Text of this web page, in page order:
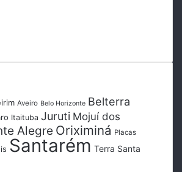
Aveiro Belo Horizonte Belterra
Itaituba Juruti Mojuí dos
Alegre Oriximiná Placas
Santarém Terra Santa